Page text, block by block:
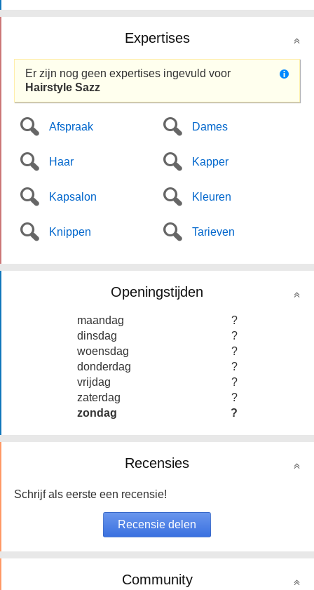
Expertises
Er zijn nog geen expertises ingevuld voor
Hairstyle Sazz
Afspraak Dames
Haar Kapper
Kapsalon Kleuren
Knippen Tarieven
Openingstijden
maandag
?
dinsdag
?
woensdag
?
donderdag
?
vrijdag
?
zaterdag
?
zondag
?
Recensies
Schrijf als eerste een recensie!
Community